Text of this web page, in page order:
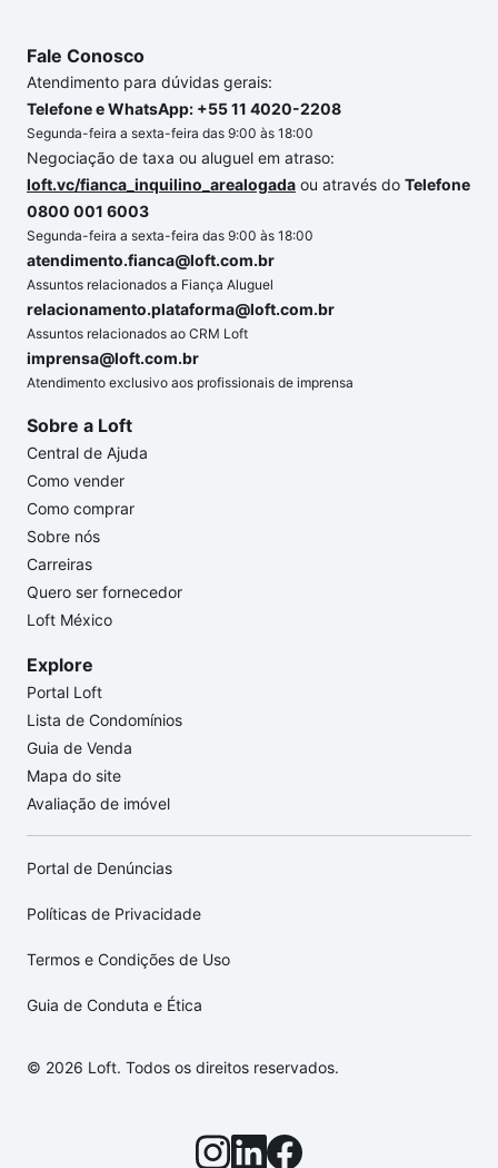
Fale Conosco
Atendimento para dúvidas gerais:
Telefone e WhatsApp: +55 11 4020-2208
Segunda-feira a sexta-feira das 9:00 às 18:00
Negociação de taxa ou aluguel em atraso:
loft.vc/fianca_inquilino_arealogada ou através do Telefone
0800 001 6003
Segunda-feira a sexta-feira das 9:00 às 18:00
atendimento.fianca@loft.com.br
Assuntos relacionados a Fiança Aluguel
relacionamento.plataforma@loft.com.br
Assuntos relacionados ao CRM Loft
imprensa@loft.com.br
Atendimento exclusivo aos profissionais de imprensa
Sobre a Loft
Central de Ajuda
Como vender
Como comprar
Sobre nós
Carreiras
Quero ser fornecedor
Loft México
Explore
Portal Loft
Lista de Condomínios
Guia de Venda
Mapa do site
Avaliação de imóvel
Portal de Denúncias
Políticas de Privacidade
Termos e Condições de Uso
Guia de Conduta e Ética
© 2026 Loft. Todos os direitos reservados.